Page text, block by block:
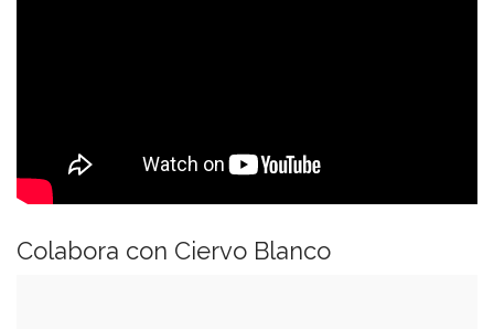
Colabora con Ciervo Blanco